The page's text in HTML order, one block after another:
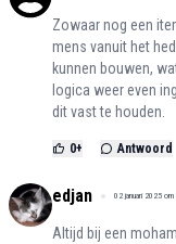
Zowaar nog een
mens vanuit het
kunnen bouwen,
logica weer even
dit vast te houden.
0+ Antwoord
edjan 02 januari 2025
Altijd bij een